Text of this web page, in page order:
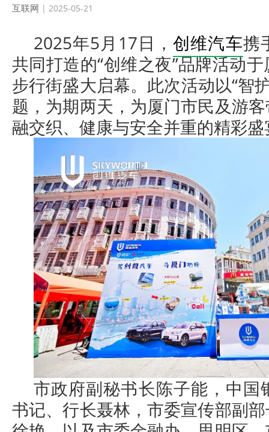
互联网 | 2025-05-21
2025年5月17日，创维汽车携
共同打造的“创维之夜”品牌活动
步行街盛大启幕。此次活动以“智
题，为期两天，为厦门市民及游
融交织、健康与安全并重的精彩盛
市政府副秘书长陈子能，中国
书记、行长聂林，市委宣传部副